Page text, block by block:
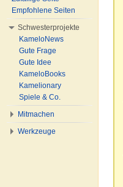
Empfohlene Seiten
Schwesterprojekte
KameloNews
Gute Frage
Gute Idee
KameloBooks
Kamelionary
Spiele & Co.
Mitmachen
Werkzeuge